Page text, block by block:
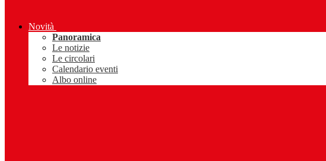
Novità
Panoramica
Le notizie
Le circolari
Calendario eventi
Albo online